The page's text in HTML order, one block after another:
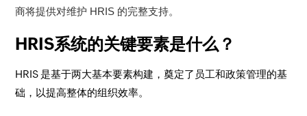
商将提供对维护 HRIS 的完整支持。
HRIS系统的关键要素是什么？
HRIS 是基于两大基本要素构建，奠定了员工和政策管理的基
础，以提高整体的组织效率。